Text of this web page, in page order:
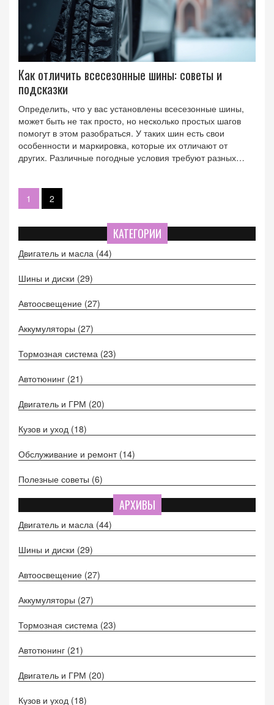
Как отличить всесезонные шины: советы и
подсказки
Определить, что у вас установлены всесезонные шины,
может быть не так просто, но несколько простых шагов
помогут в этом разобраться. У таких шин есть свои
особенности и маркировка, которые их отличают от
других. Различные погодные условия требуют разных
как визуально отличить всесезонные шины и что искать на
боковинах.
1 2
КАТЕГОРИИ
Двигатель и масла (44)
Шины и диски (29)
Автоосвещение (27)
Аккумуляторы (27)
Тормозная система (23)
Автотюнинг (21)
Двигатель и ГРМ (20)
Кузов и уход (18)
Обслуживание и ремонт (14)
Полезные советы (6)
АРХИВЫ
Двигатель и масла (44)
Шины и диски (29)
Автоосвещение (27)
Аккумуляторы (27)
Тормозная система (23)
Автотюнинг (21)
Двигатель и ГРМ (20)
Кузов и уход (18)